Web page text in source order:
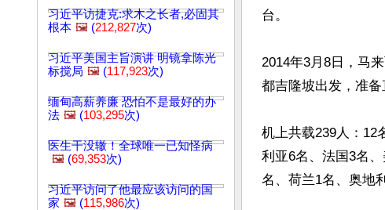
习近平访捷克:求木之长者,必固其
根本 🖼️ (212,827次)
习近平美国主旨演讲 明镜拿陈光
标搅局 🖼️ (117,923次)
缅甸高薪养廉 恐怕不是最好的办
法 🖼️ (103,295次)
医生干没辙！全球唯一已知怪病
🖼️ (69,353次)
习近平访问了他最应该访问的国
家 🖼️ (115,986次)
台。
2014年3月8日，马
都吉隆坡出发，准备
机上共载239人：12
利亚6名、法国3名
名、荷兰1名、奥地